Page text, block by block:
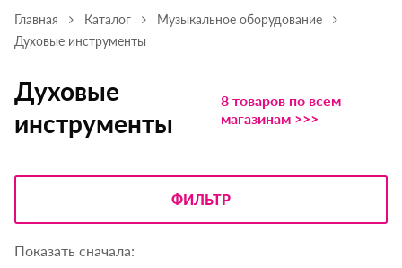
Главная Каталог
Музыкальное оборудование
Духовые инструменты
Духовые
инструменты
8 товаров по всем
магазинам >>>
ФИЛЬТР
Показать сначала: